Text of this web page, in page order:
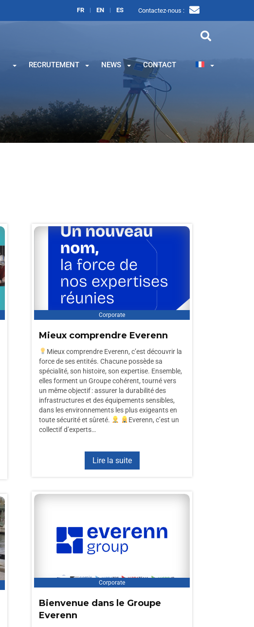
FR EN ES Contactez-nous :
RECRUTEMENT NEWS CONTACT
Corporate
Mieux comprendre Everenn
Mieux comprendre Everenn, c’est découvrir la
force de ses entités. Chacune possède sa
spécialité, son histoire, son expertise. Ensemble,
elles forment un Groupe cohérent, tourné vers
un même objectif : assurer la durabilité des
infrastructures et des équipements sensibles,
dans les environnements les plus exigeants en
toute sécurité et sûreté.
Everenn, c’est un
collectif d’experts…
Lire la suite
Corporate
Bienvenue dans le Groupe
Everenn